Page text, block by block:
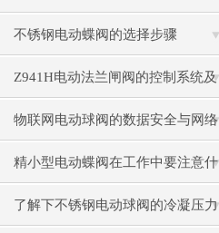
要求
不锈钢电动蝶阀的选择步骤
Z941H电动法兰闸阀的控制系统及
智能化发展趋势
物联网电动球阀的数据安全与网络
安全防护策略
精小型电动蝶阀在工作中要注意什
么
了解下不锈钢电动球阀的冷凝压力